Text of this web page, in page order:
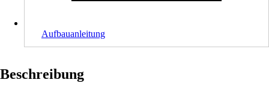
Aufbauanleitung
Beschreibung